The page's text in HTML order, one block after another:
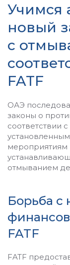
Учимся
новый
с
FATF
ОАЭ
законы о
соответствии
мероприятиям
отмыванием
Борьба с
FATF
FATF